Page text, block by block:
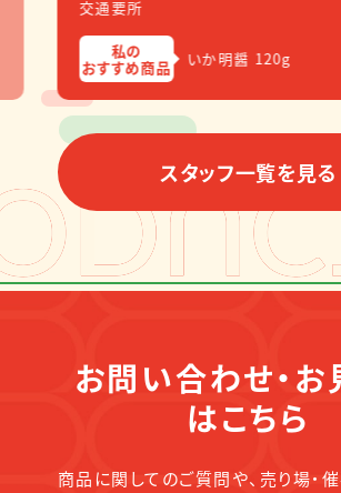
交通要所
私の
おすすめ商品 いか明醤 120g
スタッフ一覧を見る
お問い合わせ・お
はこちら
商品に関してのご質問や、売り場・